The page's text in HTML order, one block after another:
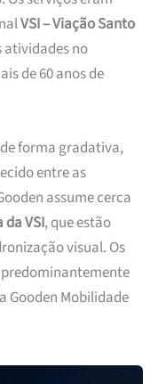
VSI – Viação Santo
atividades no
de 60 anos de
forma gradativa,
entre as
assume cerca
VSI, que estão
visual. Os
Gooden Mobilidade